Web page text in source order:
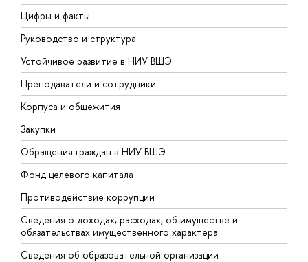
Цифры и факты
Руководство и структура
Устойчивое развитие в НИУ ВШЭ
Преподаватели и сотрудники
Корпуса и общежития
Закупки
Обращения граждан в НИУ ВШЭ
Фонд целевого капитала
Противодействие коррупции
Сведения о доходах, расходах, об имуществе и
обязательствах имущественного характера
Сведения об образовательной организации